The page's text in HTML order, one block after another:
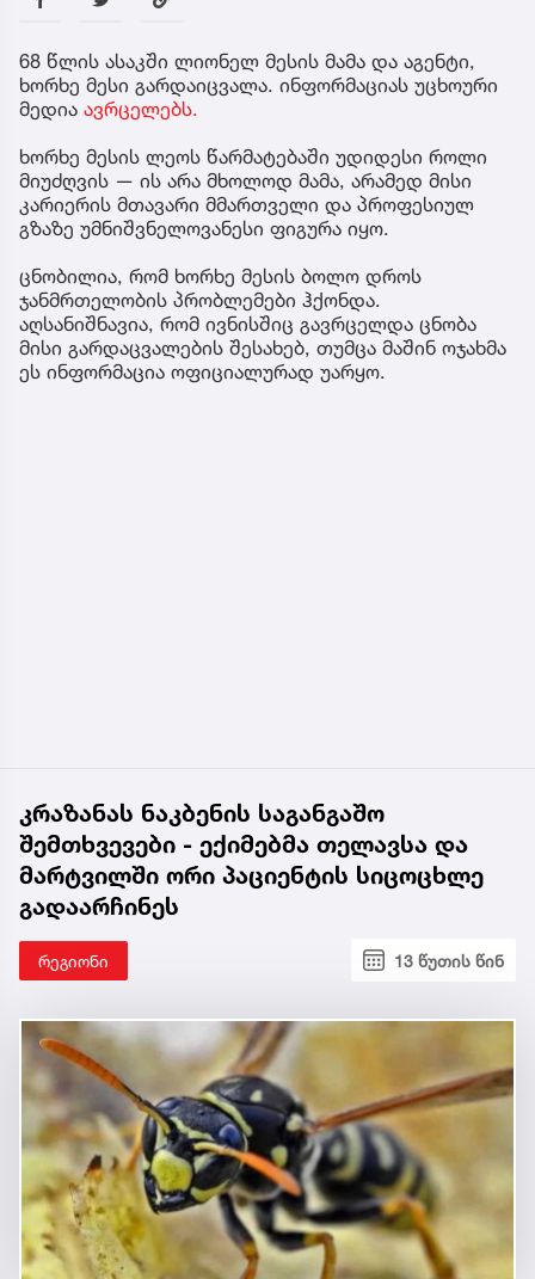
68 წლის ასაკში ლიონელ მესის მამა და აგენტი,
ხორხე მესი გარდაიცვალა. ინფორმაციას უცხოური
მედია ავრცელებს.
ხორხე მესის ლეოს წარმატებაში უდიდესი როლი
მიუძღვის — ის არა მხოლოდ მამა, არამედ მისი
კარიერის მთავარი მმართველი და პროფესიულ
გზაზე უმნიშვნელოვანესი ფიგურა იყო.
ცნობილია, რომ ხორხე მესის ბოლო დროს
ჯანმრთელობის პრობლემები ჰქონდა.
აღსანიშნავია, რომ ივნისშიც გავრცელდა ცნობა
მისი გარდაცვალების შესახებ, თუმცა მაშინ ოჯახმა
ეს ინფორმაცია ოფიციალურად უარყო.
კრაზანას ნაკბენის საგანგაშო
შემთხვევები - ექიმებმა თელავსა და
მარტვილში ორი პაციენტის სიცოცხლე
გადაარჩინეს
რეგიონი 13 წუთის წინ